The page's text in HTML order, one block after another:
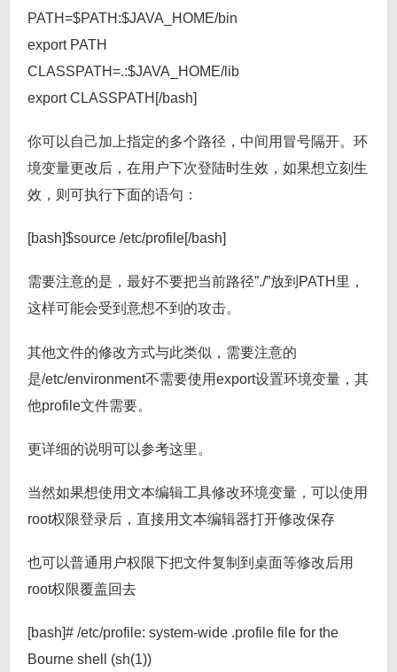
PATH=$PATH:$JAVA_HOME/bin
export PATH
CLASSPATH=.:$JAVA_HOME/lib
export CLASSPATH[/bash]
你可以自己加上指定的多个路径，中间用冒号隔开。环
境变量更改后，在用户下次登陆时生效，如果想立刻生
效，则可执行下面的语句：
[bash]$source /etc/profile[/bash]
需要注意的是，最好不要把当前路径”./”放到PATH里，
这样可能会受到意想不到的攻击。
其他文件的修改方式与此类似，需要注意的
是/etc/environment不需要使用export设置环境变量，其
他profile文件需要。
更详细的说明可以参考这里。
当然如果想使用文本编辑工具修改环境变量，可以使用
root权限登录后，直接用文本编辑器打开修改保存
也可以普通用户权限下把文件复制到桌面等修改后用
root权限覆盖回去
[bash]# /etc/profile: system-wide .profile file for the
Bourne shell (sh(1))